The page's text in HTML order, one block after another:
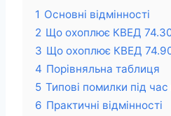
1 Основні відмінності
2 Що охоплює КВЕД
3 Що охоплює КВЕД
4 Порівняльна таблиця
5 Типові помилки під
6 Практичні відмінності